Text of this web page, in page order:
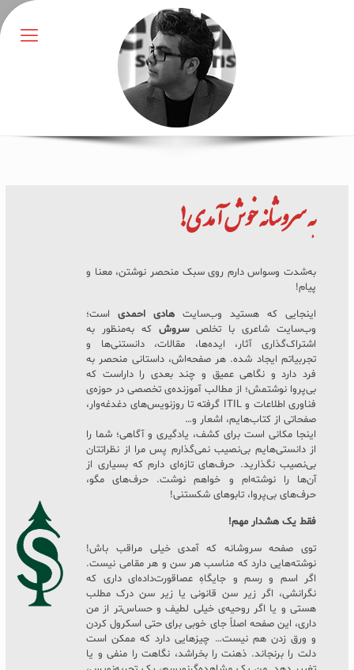
بهسروشانهخوش آمدی!
به‌شدت وسواس دارم روی سبک منحصر نوشتن، معنا و
پیام!
اینجایی که هستید وب‌سایت هادی احمدیاست؛
وب‌سایت شاعری با تخلصسروش که به‌منظور به
اشتراک‌گذاری آثار، ایده‌ها، مقالات، دانستنی‌ها و
تجربیاتم ایجاد شده. هر صفحه‌اش، داستانی منحصر به
فرد دارد و نگاهی عمیق و چند بعدی را داراست که
بی‌پروا نوشتمش؛ از مطالب آموزنده‌ی تخصصی در حوزه‌ی
فناوری اطلاعات و ITIL گرفته تا روزنویس‌های دغدغه‌وار،
صفحاتی از کتاب‌هایم، اشعار و…
اینجا مکانی است برای کشف، یادگیری و آگاهی؛ شما را
از دانستی‌هایم بی‌نصیب نمی‌گذارم پس مرا از نظراتتان
بی‌نصیب نگذارید. حرف‌های تازه‌ای دارم که بسیاری از
آن‌ها را نوشته‌ام و خواهم نوشت. حرف‌های مگو،
حرف‌های بی‌پروا، تابوهای شکستنی!
فقط یک هشدار مهم!
توی صفحه سروشانه که آمدی خیلی مراقب باش!
نوشته‌هایی دارد که مناسب هر سن و هر مقامی نیست.
اگر اسم و رسم و جایگاهِ عصاقورت‌داده‌ای داری که
نگرانشی، اگر زیر سن قانونی یا زیر سن درک مطلب
هستی و یا اگر روحیه‌ی خیلی لطیف و حساس‌تر از من
داری، این صفحه اصلاً جای خوبی برای حتی اسکرول کردن
و ورق زدن هم نیست… چیزهایی دارد که ممکن است
دلت را برنجاند. ذهنت را بخراشد، نگاهت را منفی و یا